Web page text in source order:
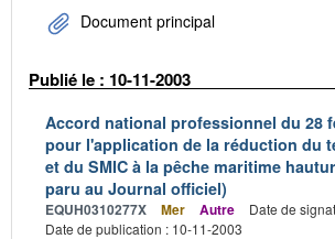
Document principal
Publié le : 10-11-2003
Accord national professionnel du 28
pour l'application de la réduction du
et du SMIC à la pêche maritime
paru au Journal officiel)
EQUH0310277X Mer Autre
Date de
Date de publication : 10-11-2003